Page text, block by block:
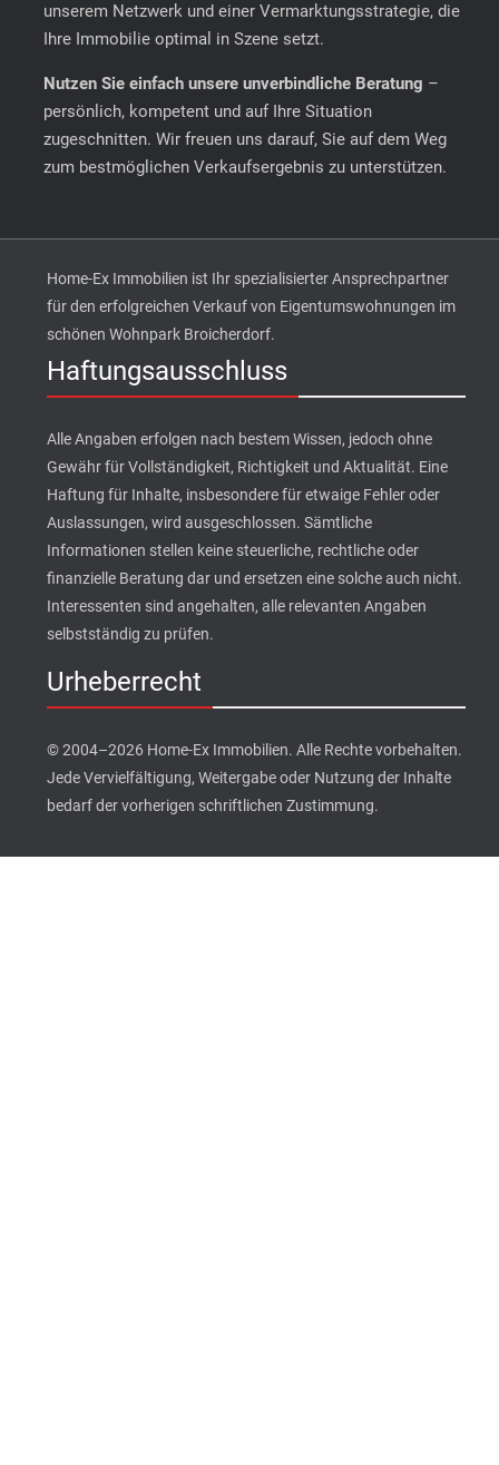
unserem Netzwerk und einer Vermarktungsstrategie, die
Ihre Immobilie optimal in Szene setzt.
Nutzen Sie einfach unsere unverbindliche Beratung –
persönlich, kompetent und auf Ihre Situation
zugeschnitten. Wir freuen uns darauf, Sie auf dem Weg
zum bestmöglichen Verkaufsergebnis zu unterstützen.
Home-Ex Immobilien ist Ihr spezialisierter Ansprechpartner
für den erfolgreichen Verkauf von Eigentumswohnungen im
schönen Wohnpark Broicherdorf.
Haftungsausschluss
Alle Angaben erfolgen nach bestem Wissen, jedoch ohne
Gewähr für Vollständigkeit, Richtigkeit und Aktualität. Eine
Haftung für Inhalte, insbesondere für etwaige Fehler oder
Auslassungen, wird ausgeschlossen. Sämtliche
Informationen stellen keine steuerliche, rechtliche oder
finanzielle Beratung dar und ersetzen eine solche auch nicht.
Interessenten sind angehalten, alle relevanten Angaben
selbstständig zu prüfen.
Urheberrecht
© 2004–2026 Home-Ex Immobilien. Alle Rechte vorbehalten.
Jede Vervielfältigung, Weitergabe oder Nutzung der Inhalte
bedarf der vorherigen schriftlichen Zustimmung.